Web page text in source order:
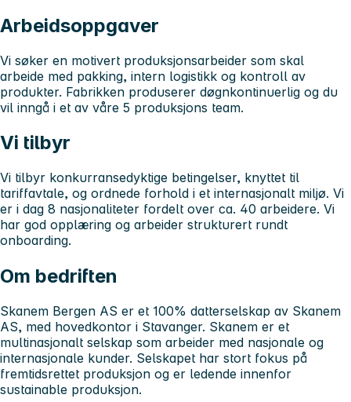
Arbeidsoppgaver
Vi søker en motivert produksjonsarbeider som skal
arbeide med pakking, intern logistikk og kontroll av
produkter. Fabrikken produserer døgnkontinuerlig og du
vil inngå i et av våre 5 produksjons team.
Vi tilbyr
Vi tilbyr konkurransedyktige betingelser, knyttet til
tariffavtale, og ordnede forhold i et internasjonalt miljø. Vi
er i dag 8 nasjonaliteter fordelt over ca. 40 arbeidere. Vi
har god opplæring og arbeider strukturert rundt
onboarding.
Om bedriften
Skanem Bergen AS er et 100% datterselskap av Skanem
AS, med hovedkontor i Stavanger. Skanem er et
multinasjonalt selskap som arbeider med nasjonale og
internasjonale kunder. Selskapet har stort fokus på
fremtidsrettet produksjon og er ledende innenfor
sustainable produksjon.